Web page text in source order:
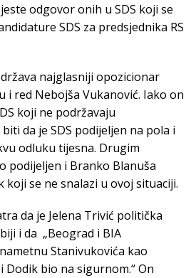
odgovor onih u SDS koji se
SDS za predsjednika RS
najglasniji opozicionar
i red Nebojša Vukanović. Iako on
koji ne podržavaju
da je SDS podijeljen na pola i
odluku tijesna. Drugim
podijeljen i Branko Blanuša
koji se ne snalazi u ovoj situaciji.
da je Jelena Trivić politička
i da „Beograd i BIA
Stanivukovića kao
Dodik bio na sigurnom.“ On